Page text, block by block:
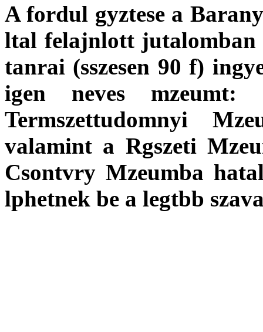
A fordul gyztese a
ltal felajnlott jutalomban
tanrai (sszesen 90 f)
igen neves
Termszettudomnyi
valamint a Rgszeti
Csontvry Mzeumba
lphetnek be a legtbb